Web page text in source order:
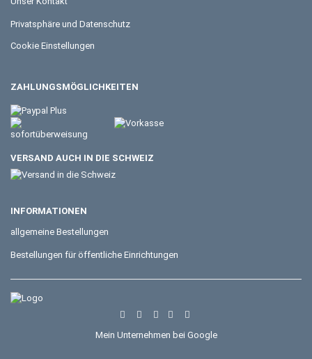
Privatsphäre und Datenschutz
Cookie Einstellungen
ZAHLUNGSMÖGLICHKEITEN
VERSAND AUCH IN DIE SCHWEIZ
INFORMATIONEN
allgemeine Bestellungen
Bestellungen für öffentliche Einrichtungen
Mein Unternehmen bei Google